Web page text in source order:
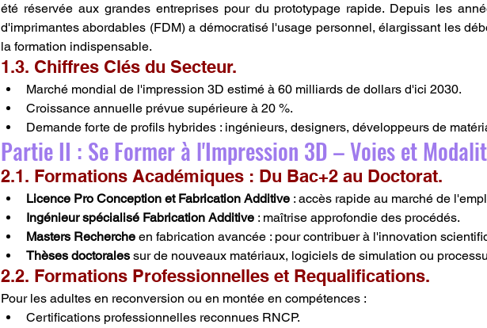
été réservée aux grandes entreprises pour du prototypage rapide. Depuis les
d'imprimantes abordables (FDM) a démocratisé l'usage personnel, élargissant les
la formation indispensable.
1.3. Chiffres Clés du Secteur.
Marché mondial de l'impression 3D estimé à 60 milliards de dollars d'ici 2030.
Croissance annuelle prévue supérieure à 20 %.
Demande forte de profils hybrides : ingénieurs, designers, développeurs de
Partie II : Se Former à l'Impression 3D – Voies et
2.1. Formations Académiques : Du Bac+2 au Doctorat.
Licence Pro Conception et Fabrication Additive : accès rapide au marché de
Ingénieur spécialisé Fabrication Additive : maîtrise approfondie des procédés.
Masters Recherche en fabrication avancée : pour contribuer à l'innovation
Thèses doctorales sur de nouveaux matériaux, logiciels de simulation ou
2.2. Formations Professionnelles et Requalifications.
Pour les adultes en reconversion ou en montée en compétences :
Certifications professionnelles reconnues RNCP.